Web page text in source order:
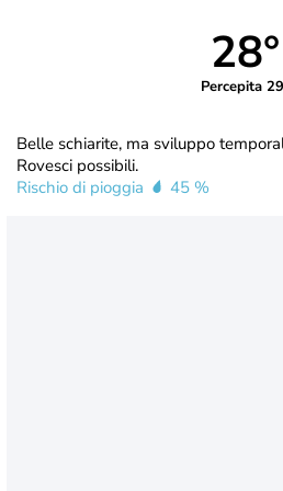
28°
Percepita
Belle schiarite, ma sviluppo
Rovesci possibili.
Rischio di pioggia
45 %